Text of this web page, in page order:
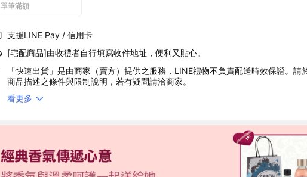
單筆滿額
支援LINE Pay / 信用卡
[宅配商品]由收禮者自行填寫收件地址，便利又貼心。
「快速出貨」是由商家（賣方）提供之服務，LINE禮物不負責配送時效保證。請
商品描述之條件與限制說明，若有疑問請洽商家。
看更多